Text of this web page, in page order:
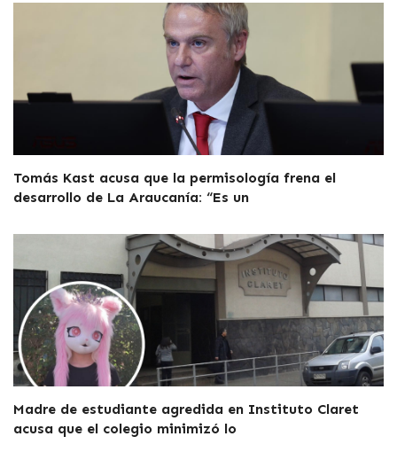
Tomás Kast acusa que la permisología frena el
desarrollo de La Araucanía: “Es un
Madre de estudiante agredida en Instituto Claret
acusa que el colegio minimizó lo